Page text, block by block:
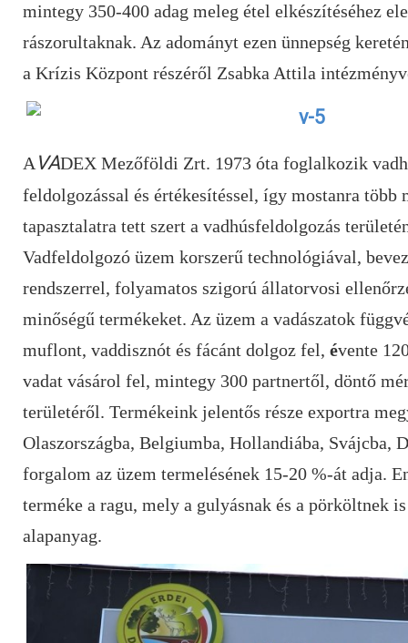
mintegy 350-400 adag meleg étel elkészítéséhez
rászorultaknak. Az adományt ezen ünnepség
a Krízis Központ részéről Zsabka Attila
AVADEX Mezőföldi Zrt. 1973 óta foglalkozik
feldolgozással és értékesítéssel, így mostanra több
tapasztalatra tett szert a vadhúsfeldolgozás
Vadfeldolgozó üzem korszerű technológiával,
rendszerrel, folyamatos szigorú állatorvosi
minőségű termékeket. Az üzem a vadászatok
muflont, vaddisznót és fácánt dolgoz fel, évente
vadat vásárol fel, mintegy 300 partnertől, döntő
területéről. Termékeink jelentős része exportra
Olaszországba, Belgiumba, Hollandiába, Svájcba,
forgalom az üzem termelésének 15-20 %-át adja.
terméke a ragu, mely a gulyásnak és a pörköltnek
alapanyag.